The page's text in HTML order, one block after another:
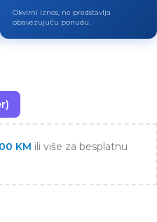
Okvirni iznos, ne predstavlja
obavezujuću ponudu.
KM ili više za besplatnu